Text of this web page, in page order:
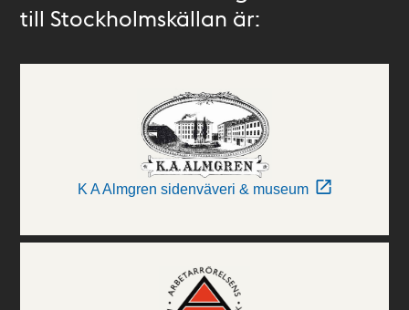
till Stockholmskällan är:
K A Almgren sidenväveri & museum